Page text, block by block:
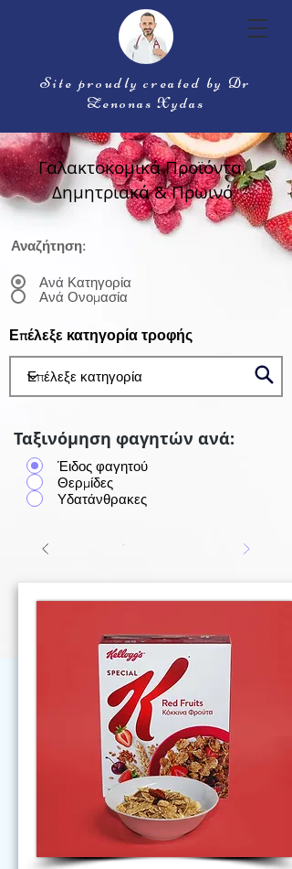
Site proudly created by Dr
Zenonas Xydas
Γαλακτοκομικά Προϊόντα,
Δημητριακά & Πρωινό
Αναζήτηση:
Ανά Κατηγορία
Ανά Ονομασία
Επέλεξε κατηγορία τροφής
Ταξινόμηση φαγητών ανά:
Έιδος φαγητού
Θερμίδες
Υδατάνθρακες